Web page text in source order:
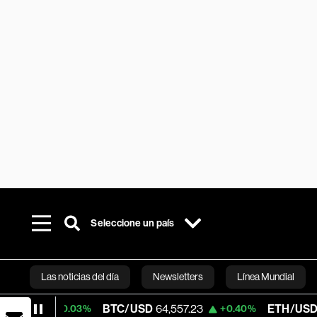
Seleccione un país
Las noticias del día Newsletters Línea Mundial
Bloomberg
BTC/USD 64,557.23 +0.40% ETH/USD 1,878.143